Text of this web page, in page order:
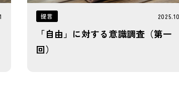
提言
「自由」に対する意識調査（第一
回）